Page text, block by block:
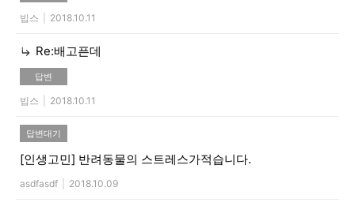
빕스 2018.10.11
Re:배고픈데
답변
빕스 2018.10.11
답변대기
[인생고민] 반려동물의 스트레스가적습니다.
asdfasdf 2018.10.09